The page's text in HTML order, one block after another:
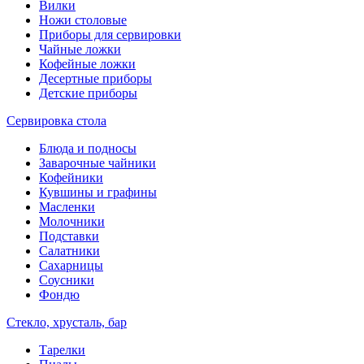
Вилки
Ножи столовые
Приборы для сервировки
Чайные ложки
Кофейные ложки
Десертные приборы
Детские приборы
Сервировка стола
Блюда и подносы
Заварочные чайники
Кофейники
Кувшины и графины
Масленки
Молочники
Подставки
Салатники
Сахарницы
Соусники
Фондю
Стекло, хрусталь, бар
Тарелки